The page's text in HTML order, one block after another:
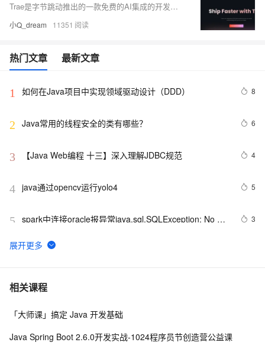
Trae是字节跳动推出的一款免费的AI集成的开发环境，集成了Claude3.5与GPT-4o等主流AI模型，提供AI问答、智能代码生成、智能代码补全，多模态输入等功能。支持界面全中文化，为中文开发者提供了高效的开发体验
小Q_dream 11351
热门文章 最新文章
1 如何在Java项目中实现领域驱动设计（DDD） 8
2 Java常用的线程安全的类有哪些？ 6
3 【Java Web编程 十三】深入理解JDBC规范 4
4 java通过opencv运行yolo4 5
5 spark中连接oracle报异常java.sql.SQLException: No
3
6 二叉树 - 建立与遍历使用Java
7 Java 图书管理系统详解
8 Kubernetes官方java客户端之七：patch操作
相关课程
「大师课」搞定 Java 开发基础
Java Spring Boot 2.6.0开发实战-1024程序员节创造营公益课